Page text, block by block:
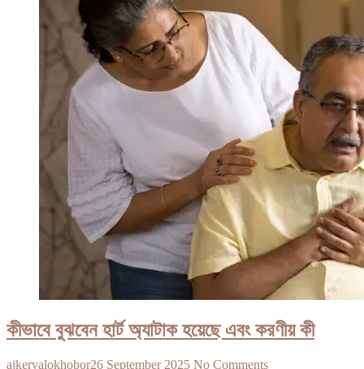
কীভাবে বুঝবেন হার্ট অ্যাটাক হয়েছে এবং করণীয় কী
ajkervalokhobor26 September 2025 No Comments